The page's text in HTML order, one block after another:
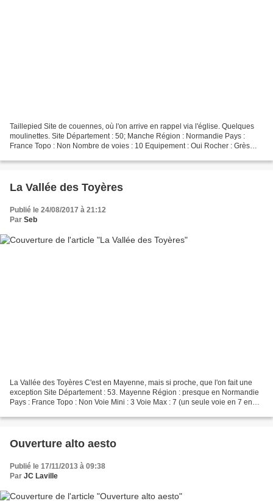
Taillepied Site de couennes, où l'on arrive en rappel via l'église. Quelques
moulinettes. Site Département : 50; Manche Région : Normandie Pays :
France Topo : Non Nombre de voies : 10 Equipement : Oui Rocher : Grès
La Vallée des Toyères
Publié le 24/08/2017 à 21:12
Par Seb
La Vallée des Toyères C'est en Mayenne, mais si proche, que l'on fait une
exception Site Département : 53. Mayenne Région : presque en Normandie
Pays : France Topo : Non Voie Mini : 3 Voie Max : 7 (un seule voie en 7 en
Ouverture alto aesto
Publié le 17/11/2013 à 09:38
Par JC Laville